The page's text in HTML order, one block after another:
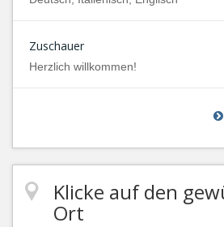
Zuschauer
Herzlich willkommen!
Klicke auf den
Ort